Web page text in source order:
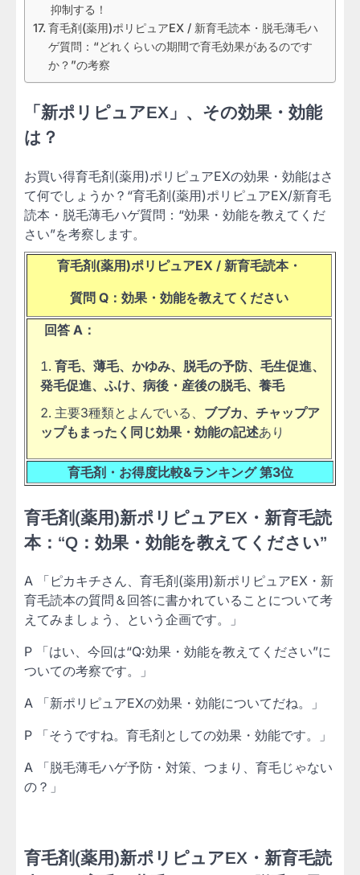
抑制する！
育毛剤(薬用)ポリピュアEX / 新育毛読本・脱毛薄毛ハ
ゲ質問：“どれくらいの期間で育毛効果があるのです
か？”の考察
「新ポリピュアEX」、その効果・効能
は？
お買い得育毛剤(薬用)ポリピュアEXの効果・効能はさ
て何でしょうか？“育毛剤(薬用)ポリピュアEX/新育毛
読本・脱毛薄毛ハゲ質問：“効果・効能を教えてくだ
さい”を考察します。
育毛剤(薬用)ポリピュアEX / 新育毛読本・
質問 Q：効果・効能を教えてください
回答 A：
育毛、薄毛、かゆみ、脱毛の予防、毛生促進、
発毛促進、ふけ、病後・産後の脱毛、養毛
主要3種類とよんでいる、 ブブカ、チャップア
ップもまったく同じ効果・効能の記述あり
育毛剤・お得度比較&ランキング 第3位
育毛剤(薬用)新ポリピュアEX・新育毛読
本：“Q：効果・効能を教えてください”
A 「ピカキチさん、育毛剤(薬用)新ポリピュアEX・新
育毛読本の質問＆回答に書かれていることについて考
えてみましょう、という企画です。」
P 「はい、今回は“Q:効果・効能を教えてください”に
ついての考察です。」
A 「新ポリピュアEXの効果・効能についてだね。」
P 「そうですね。育毛剤としての効果・効能です。」
A 「脱毛薄毛ハゲ予防・対策、つまり、育毛じゃない
の？」
育毛剤(薬用)新ポリピュアEX・新育毛読